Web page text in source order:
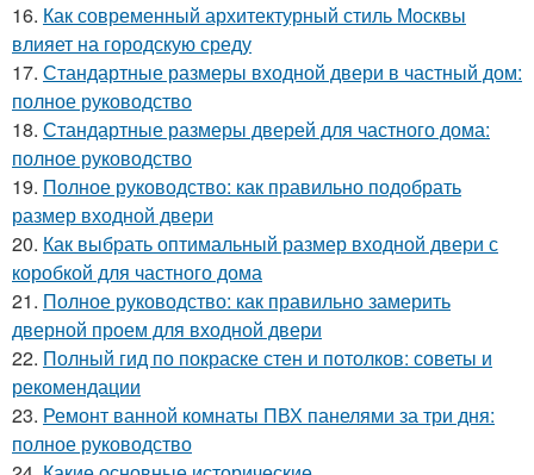
16. Как современный архитектурный стиль Москвы
влияет на городскую среду
17. Стандартные размеры входной двери в частный дом:
полное руководство
18. Стандартные размеры дверей для частного дома:
полное руководство
19. Полное руководство: как правильно подобрать
размер входной двери
20. Как выбрать оптимальный размер входной двери с
коробкой для частного дома
21. Полное руководство: как правильно замерить
дверной проем для входной двери
22. Полный гид по покраске стен и потолков: советы и
рекомендации
23. Ремонт ванной комнаты ПВХ панелями за три дня:
полное руководство